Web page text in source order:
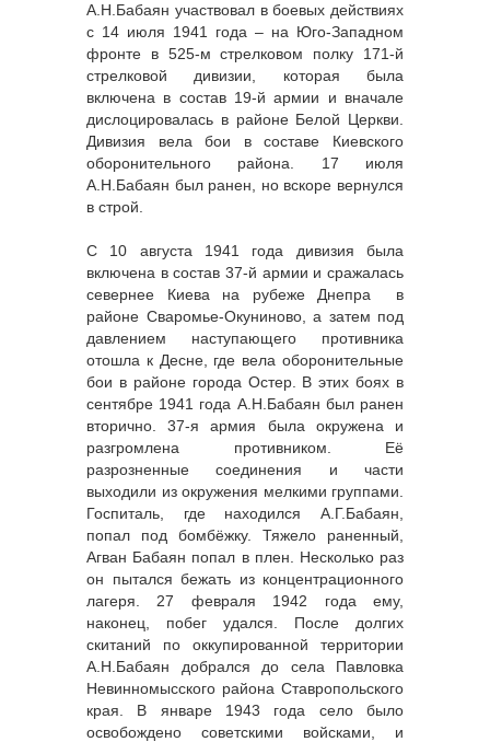
А.Н.Бабаян участвовал в боевых действиях
с 14 июля 1941 года – на Юго-Западном
фронте в 525-м стрелковом полку 171-й
стрелковой дивизии, которая была
включена в состав 19-й армии и вначале
дислоцировалась в районе Белой Церкви.
Дивизия вела бои в составе Киевского
оборонительного района. 17 июля
А.Н.Бабаян был ранен, но вскоре вернулся
в строй.
С 10 августа 1941 года дивизия была
включена в состав 37-й армии и сражалась
севернее Киева на рубеже Днепра в
районе Сваромье-Окуниново, а затем под
давлением наступающего противника
отошла к Десне, где вела оборонительные
бои в районе города Остер. В этих боях в
сентябре 1941 года А.Н.Бабаян был ранен
вторично. 37-я армия была окружена и
разгромлена противником. Её
разрозненные соединения и части
выходили из окружения мелкими группами.
Госпиталь, где находился А.Г.Бабаян,
попал под бомбёжку. Тяжело раненный,
Агван Бабаян попал в плен. Несколько раз
он пытался бежать из концентрационного
лагеря. 27 февраля 1942 года ему,
наконец, побег удался. После долгих
скитаний по оккупированной территории
А.Н.Бабаян добрался до села Павловка
Невинномысского района Ставропольского
края. В январе 1943 года село было
освобождено советскими войсками, и